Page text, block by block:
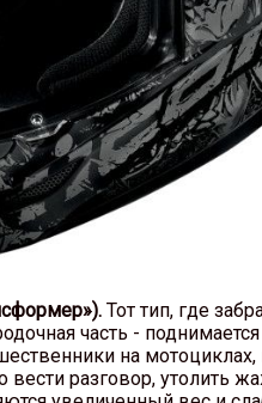
Тот тип, где
часть -
на
вести разговор, утолить